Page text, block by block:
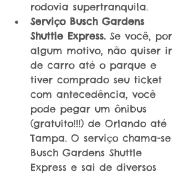
rodovia supertranquila.
Serviço Busch Gardens
Shuttle Express. Se você, por
algum motivo, não quiser ir
de carro até o parque e
tiver comprado seu ticket
com antecedência, você
pode pegar um ônibus
(gratuito!!!) de Orlando até
Tampa. O serviço chama-se
Busch Gardens Shuttle
Express e sai de diversos